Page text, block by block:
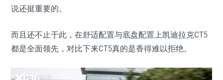
说还挺重要的。
而且还不止于此，在舒适配置与底盘配置上凯迪拉克CT5
都是全面领先，对比下来CT5真的是香得难以拒绝。